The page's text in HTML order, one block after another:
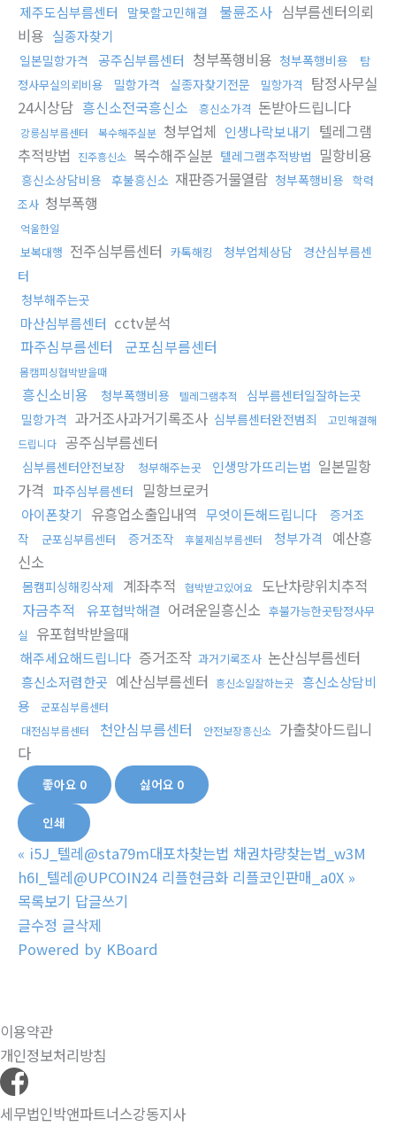
제주도심부름센터 말못할고민해결 불륜조사 심부름센터의뢰
비용 실종자찾기
일본밀항가격 공주심부름센터 청부폭행비용 청부폭행비용
탐
정사무실의뢰비용
밀항가격 실종자찾기전문 밀항가격
탐정사무실
24시상담 흥신소전국흥신소 흥신소가격 돈받아드립니다
강릉심부름센터 복수해주실분 청부업체 인생나락보내기 텔레그램
추적방법
진주흥신소 복수해주실분 텔레그램추적방법 밀항비용
흥신소상담비용 후불흥신소 재판증거물열람 청부폭행비용 학력
조사 청부폭행
억울한일
보복대행 전주심부름센터 카톡해킹 청부업체상담
경산심부름센
터
청부해주는곳
마산심부름센터 cctv분석
파주심부름센터
군포심부름센터
몸캠피싱협박받을때
흥신소비용 청부폭행비용 텔레그램추적
심부름센터일잘하는곳
밀항가격 과거조사과거기록조사 심부름센터완전범죄
고민해결해
드립니다 공주심부름센터
심부름센터안전보장 청부해주는곳 인생망가뜨리는법 일본밀항
가격 파주심부름센터 밀항브로커
아이폰찾기 유흥업소출입내역 무엇이든해드립니다
증거조
작
군포심부름센터 증거조작 후불제심부름센터 청부가격
예산흥
신소
몸캠피싱해킹삭제 계좌추적 협박받고있어요
도난차량위치추적
자금추적
유포협박해결 어려운일흥신소 후불가능한곳탐정사무
실 유포협박받을때
해주세요해드립니다 증거조작 과거기록조사 논산심부름센터
흥신소저렴한곳 예산심부름센터 흥신소일잘하는곳 흥신소상담비
용
군포심부름센터
대전심부름센터
천안심부름센터 안전보장흥신소 가출찾아드립니
다
좋아요 0 싫어요 0
인쇄
« i5J_텔레@sta79m대포차찾는법 채권차량찾는법_w3M
h6I_텔레@UPCOIN24 리플현금화 리플코인판매_a0X »
목록보기 답글쓰기
글수정 글삭제
Powered by KBoard
이용약관
개인정보처리방침
세무법인박앤파트너스강동지사